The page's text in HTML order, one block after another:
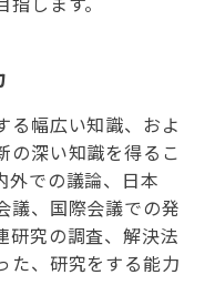
る幅広い知識、およ
の深い知識を得るこ
外での議論、日本
議、国際会議での発
研究の調査、解決法
た、研究をする能力